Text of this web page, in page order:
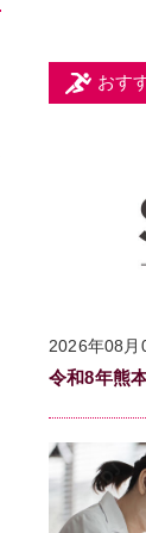
おす
2026年08月
令和8年熊